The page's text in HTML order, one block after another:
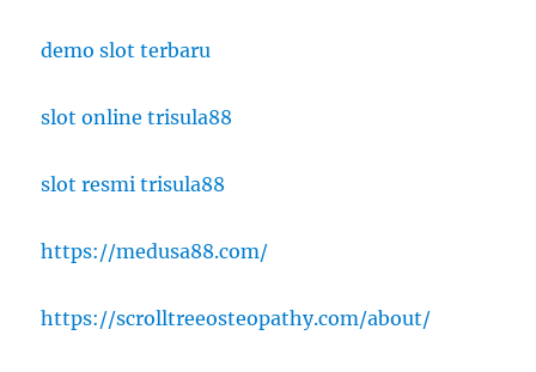
demo slot terbaru
slot online trisula88
slot resmi trisula88
https://medusa88.com/
https://scrolltreeosteopathy.com/about/